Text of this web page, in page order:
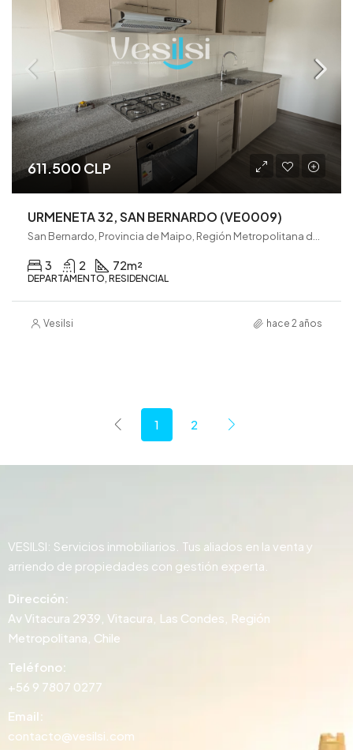
611.500 CLP
URMENETA 32, SAN BERNARDO (VE0009)
3 2 72m²
DEPARTAMENTO, RESIDENCIAL
Vesilsi hace 2 años
1 2
VESILSI: Servicios inmobiliarios. Tus aliados en la venta y
arriendo de propiedades con gestión experta.
Dirección:
Av Vitacura 2939, Vitacura, Las Condes, Región
Metropolitana, Chile
Teléfono:
+56 9 7807 0277
Email:
contacto@vesilsi.com